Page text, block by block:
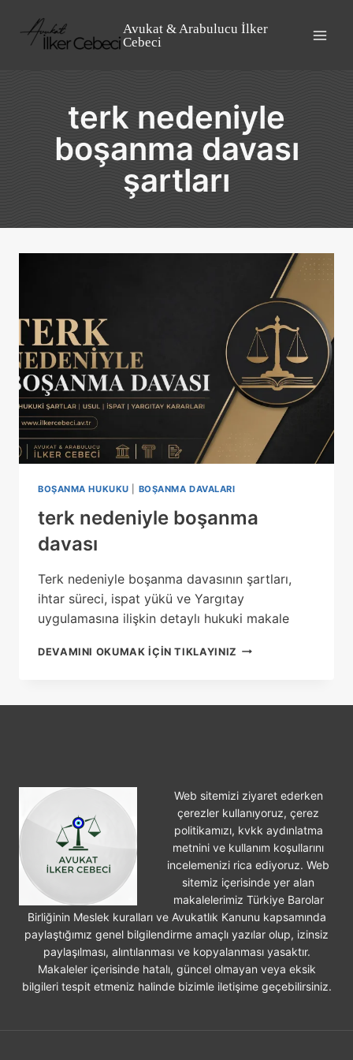
content
Avukat & Arabulucu İlker
Cebeci
terk nedeniyle
boşanma davası
şartları
BOŞANMA HUKUKU BOŞANMA DAVALARI
terk nedeniyle boşanma
davası
Terk nedeniyle boşanma davasının şartları,
ihtar süreci, ispat yükü ve Yargıtay
uygulamasına ilişkin detaylı hukuki makale
DEVAMINI OKUMAK IÇIN TIKLAYINIZ TERK
Web sitemizi ziyaret ederken
çerezler kullanıyoruz, çerez
politikamızı, kvkk aydınlatma
metnini ve kullanım koşullarını
incelemenizi rica ediyoruz. Web
sitemiz içerisinde yer alan
makalelerimiz Türkiye Barolar
Birliğinin Meslek kuralları ve Avukatlık Kanunu kapsamında
paylaştığımız genel bilgilendirme amaçlı yazılar olup, izinsiz
paylaşılması, alıntılanması ve kopyalanması yasaktır.
Makaleler içerisinde hatalı, güncel olmayan veya eksik
bilgileri tespit etmeniz halinde bizimle iletişime geçebilirsiniz.